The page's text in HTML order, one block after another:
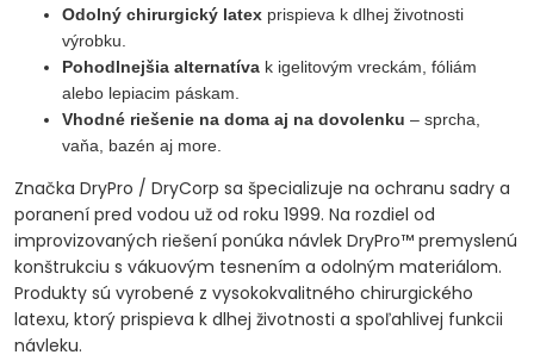
Odolný chirurgický latex prispieva k dlhej životnosti
výrobku.
Pohodlnejšia alternatíva k igelitovým vreckám, fóliám
alebo lepiacim páskam.
Vhodné riešenie na doma aj na dovolenku – sprcha,
vaňa, bazén aj more.
Značka DryPro / DryCorp sa špecializuje na ochranu sadry a
poranení pred vodou už od roku 1999. Na rozdiel od
improvizovaných riešení ponúka návlek DryPro™ premyslenú
konštrukciu s vákuovým tesnením a odolným materiálom.
Produkty sú vyrobené z vysokokvalitného chirurgického
latexu, ktorý prispieva k dlhej životnosti a spoľahlivej funkcii
návleku.